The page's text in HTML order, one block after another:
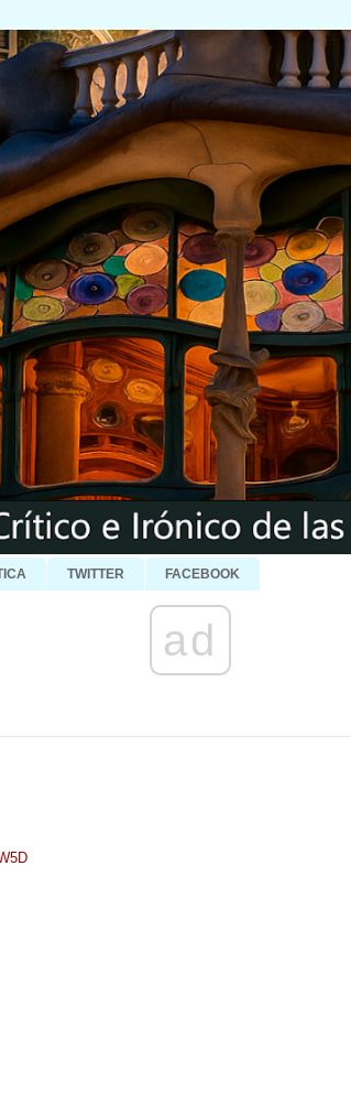
TWITTER FACEBOOK
ad